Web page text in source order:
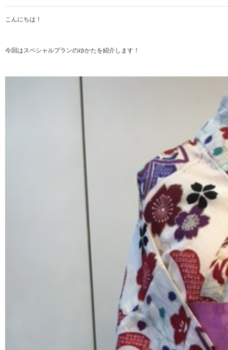
こんにちは！
今回はスペシャルプランのゆかたを紹介します！